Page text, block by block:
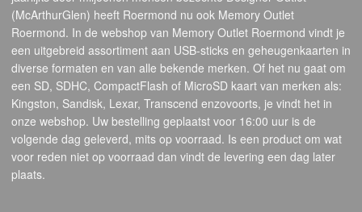
(McArthurGlen) heeft Roermond nu ook Memory Outlet
Roermond. In de webshop van Memory Outlet Roermond vindt je
een uitgebreid assortiment aan USB-sticks en geheugenkaarten in
diverse formaten en van alle bekende merken. Of het nu gaat om
een SD, SDHC, CompactFlash of MicroSD kaart van merken als:
Kingston, Sandisk, Lexar, Transcend enzovoorts, je vindt het in
onze webshop. Uw bestelling geplaatst voor 16:00 uur is de
volgende dag geleverd, mits op voorraad. Is een product om wat
voor reden niet op voorraad dan vindt de levering een dag later
plaats.